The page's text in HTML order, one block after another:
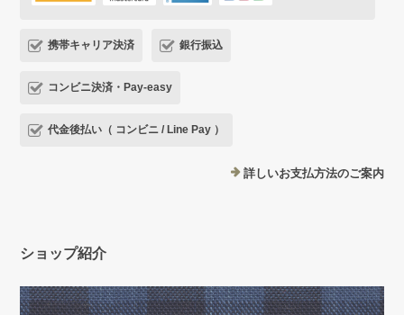
携帯キャリア決済 銀行振込
コンビニ決済・Pay-easy
代金後払い（ コンビニ / Line Pay ）
詳しいお支払方法のご案内
ショップ紹介